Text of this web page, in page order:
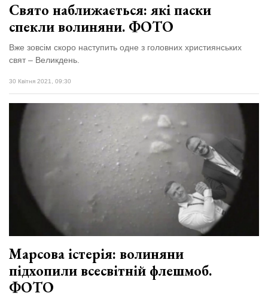
Свято наближається: які паски
спекли волиняни. ФОТО
Вже зовсім скоро наступить одне з головних християнських
свят – Великдень.
30 Квітня 2021, 09:30
Марсова істерія: волиняни
підхопили всесвітній флешмоб.
ФОТО